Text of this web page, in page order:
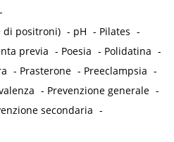
-
di positroni) - pH - Pilates -
previa - Poesia - Polidatina -
- Prasterone - Preeclampsia -
- Prevenzione generale -
secondaria -